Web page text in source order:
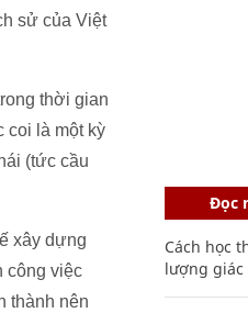
sử của Việt
thời gian
coi là một kỳ
(tức cầu
xây dựng
công việc
thành nên
Đọc
Cách học
lượng